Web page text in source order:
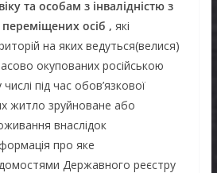
та особам з інвалідністю з
осіб , які
на яких ведуться(велися)
окупованих російською
під час обов’язкової
житло зруйноване або
внаслідок
про яке
Державного реєстру